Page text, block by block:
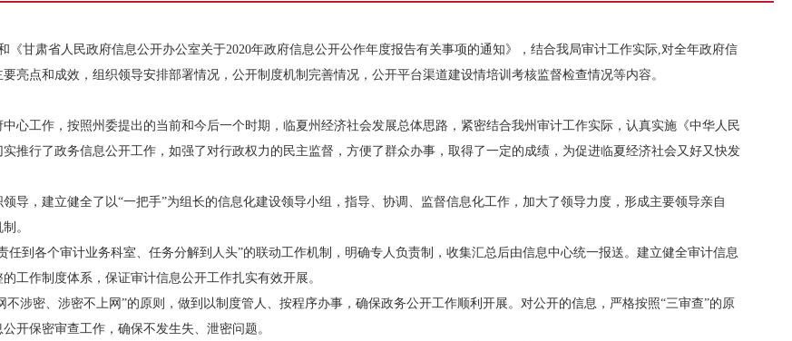
甘肃省人民政府信息公开办公室关于2020年政府信息公开公作年度报告有关事项的通知》，结合我局审计工作实际,对全年政府信
亮点和成效，组织领导安排部署情况，公开制度机制完善情况，公开平台渠道建设情培训考核监督检查情况等内容。
心工作，按照州委提出的当前和今后一个时期，临夏州经济社会发展总体思路，紧密结合我州审计工作实际，认真实施《中华人民
推行了政务信息公开工作，如强了对行政权力的民主监督，方便了群众办事，取得了一定的成绩，为促进临夏经济社会又好又快发
导，建立健全了以“一把手”为组长的信息化建设领导小组，指导、协调、监督信息化工作，加大了领导力度，形成主要领导亲自
。
任到各个审计业务科室、任务分解到人头”的联动工作机制，明确专人负责制，收集汇总后由信息中心统一报送。建立健全审计信息
工作制度体系，保证审计信息公开工作扎实有效开展。
不涉密、涉密不上网”的原则，做到以制度管人、按程序办事，确保政务公开工作顺利开展。对公开的信息，严格按照“三审查”的原
开保密审查工作，确保不发生失、泄密问题。